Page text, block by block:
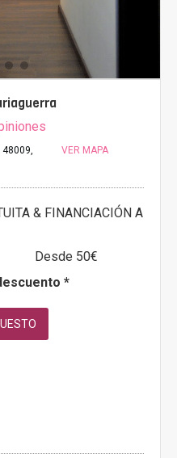
VER MAPA
& FINANCIACIÓN A
Desde 50€
*